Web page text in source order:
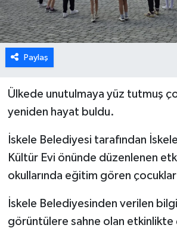
Paylaş
Ülkede unutulmaya yüz tutmuş
yeniden hayat buldu.
İskele Belediyesi tarafından
Kültür Evi önünde düzenlenen
okullarında eğitim gören
İskele Belediyesinden verilen
görüntülere sahne olan etkinlikte
GİRNE
GÜNDEM
GÜNEY KIBRIS
İÇ HABERLER
LAPTA
MAGAZİN